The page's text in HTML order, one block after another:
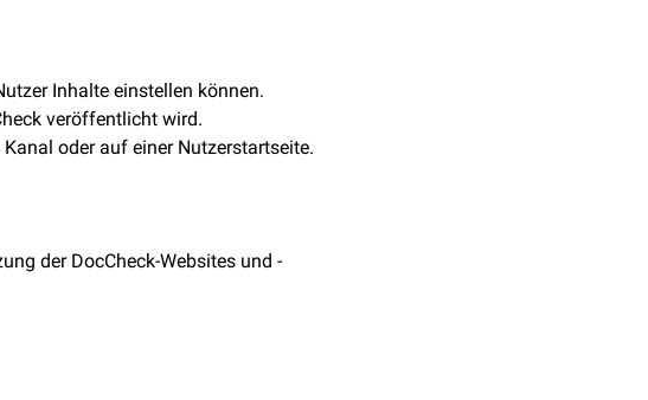
Inhalte einstellen können.
veröffentlicht wird.
oder auf einer Nutzerstartseite.
der DocCheck-Websites und -